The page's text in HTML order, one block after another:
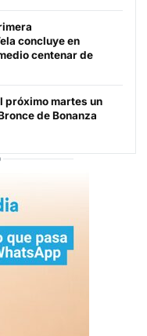
concluye en
centenar de
próximo martes un
de Bonanza